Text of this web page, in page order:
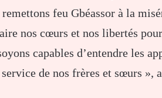
feu Gbéassor à la
nos cœurs et nos libertés
capables d’entendre les
de nos frères et sœurs »,